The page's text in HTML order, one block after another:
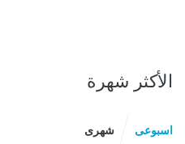
الأكثر شهرة
اسبوعى شهرى